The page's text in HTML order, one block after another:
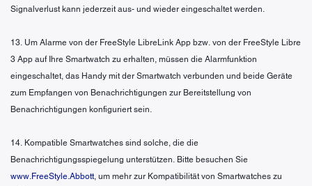
Signalverlust kann jederzeit aus- und wieder eingeschaltet werden.
13. Um Alarme von der FreeStyle LibreLink App bzw. von der FreeStyle Libre
3 App auf Ihre Smartwatch zu erhalten, müssen die Alarmfunktion
eingeschaltet, das Handy mit der Smartwatch verbunden und beide Geräte
zum Empfangen von Benachrichtigungen zur Bereitstellung von
Benachrichtigungen konfiguriert sein.
14. Kompatible Smartwatches sind solche, die die
Benachrichtigungsspiegelung unterstützen. Bitte besuchen Sie
www.FreeStyle.Abbott, um mehr zur Kompatibilität von Smartwatches zu